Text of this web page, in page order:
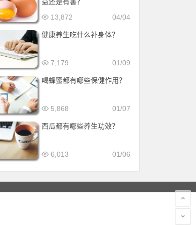
04/04
13,872
健康养生吃什么补身体？
01/09
7,179
喝蜂蜜都有哪些保健作用？
01/07
5,868
西瓜都有哪些养生功效？
01/06
6,013